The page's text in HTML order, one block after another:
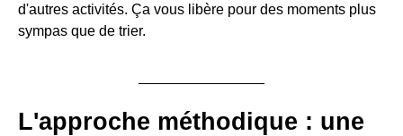
d'autres activités. Ça vous libère pour des moments plus
sympas que de trier.
L'approche méthodique : une